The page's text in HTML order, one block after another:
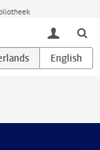
toggle